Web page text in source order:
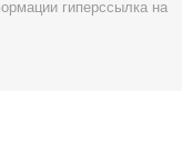
гиперссылка на